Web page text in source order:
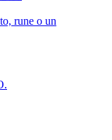
rune o un